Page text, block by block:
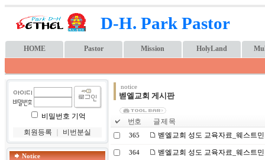
D-H. Park Pastor
HOME Pastor Mission HolyLand
비밀번호 기억
회원등록
비번분실
Notice
notice
벧엘교회 게시판
번호 글 제 목
365 벧엘교회 성도 교육자료_웨스트
364 벧엘교회 성도 교육자료_웨스트